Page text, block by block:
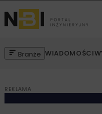
Branże WIADOMOŚCI
REKLAMA